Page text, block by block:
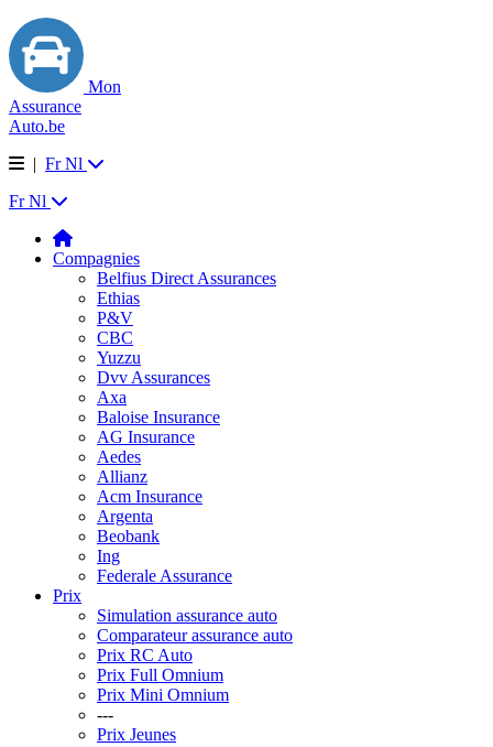
Mon
Assurance
Auto.be
| Fr Nl
Fr Nl
Compagnies
Belfius Direct Assurances
Ethias
P&V
CBC
Yuzzu
Dvv Assurances
Axa
Baloise Insurance
AG Insurance
Aedes
Allianz
Acm Insurance
Argenta
Beobank
Ing
Federale Assurance
Prix
Simulation assurance auto
Comparateur assurance auto
Prix RC Auto
Prix Full Omnium
Prix Mini Omnium
---
Prix Jeunes